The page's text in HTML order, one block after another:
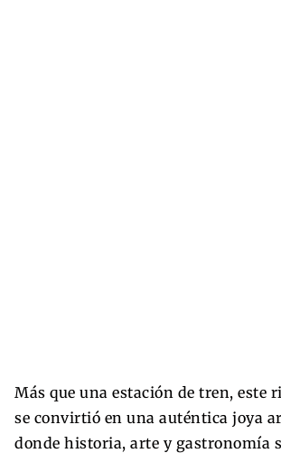
Más que una estación de tren, este
se convirtió en una auténtica joya
donde historia, arte y gastronomía